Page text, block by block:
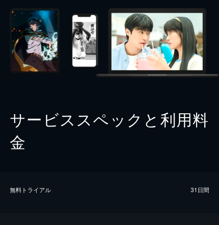
サービススペックと利用料
金
無料トライアル 31日間